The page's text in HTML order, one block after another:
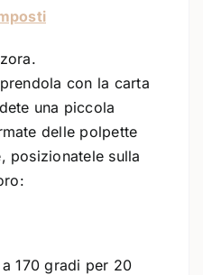
con la carta
una piccola
delle polpette
posizionatele sulla
170 gradi per 20